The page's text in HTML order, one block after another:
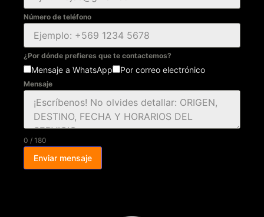
Número de teléfono
¿Por dónde prefieres que te contactemos?
Mensaje a WhatsApp Por correo electrónico
Mensaje
0 / 180
Enviar mensaje